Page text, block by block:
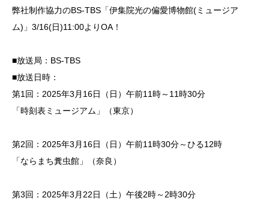
弊社制作協力のBS-TBS「伊集院光の偏愛博物館(ミュージア
ム)」3/16(日)11:00よりOA！
■放送局：BS-TBS
■放送日時：
第1回：2025年3月16日（日）午前11時～11時30分
「時刻表ミュージアム」（東京）
第2回：2025年3月16日（日）午前11時30分～ひる12時
「ならまち糞虫館」（奈良）
第3回：2025年3月22日（土）午後2時～2時30分